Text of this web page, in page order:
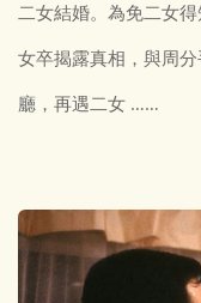
二女結婚。為免二女
女卒揭露真相，與周
廳，再遇二女 ……